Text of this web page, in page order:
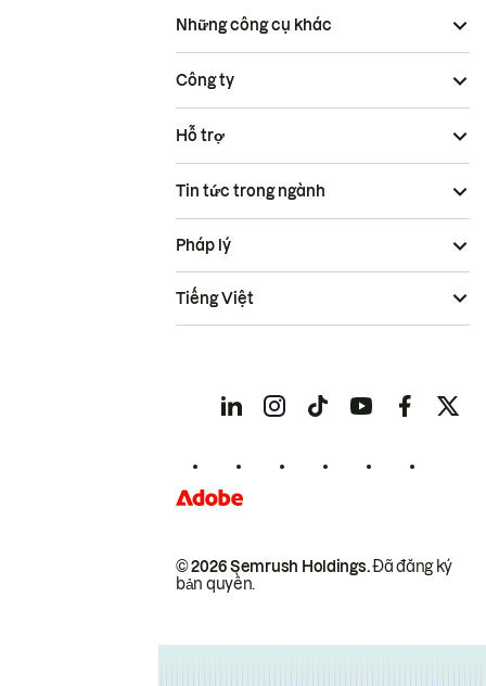
Những công cụ khác
Công ty
Hỗ trợ
Tin tức trong ngành
© 2026 Semrush Holdings.Đã đăng ký
bản quyền.
Pháp lý
Tiếng Việt